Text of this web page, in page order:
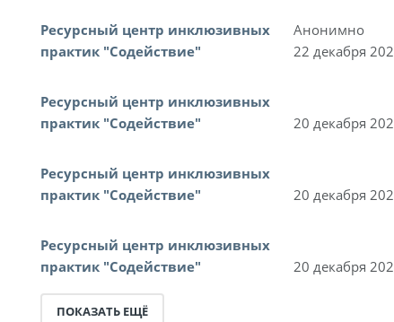
Ресурсный центр инклюзивных
практик "Содействие"
Анонимно
22 декабря
Ресурсный центр инклюзивных
практик "Содействие"
20 декабря
Ресурсный центр инклюзивных
практик "Содействие"
20 декабря
Ресурсный центр инклюзивных
практик "Содействие"
20 декабря
ПОКАЗАТЬ ЕЩЁ